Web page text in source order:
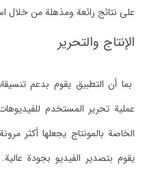
على نتائج رائعة ومذهلة من خلال
الإنتاج والتحرير
بما أن التطبيق يقوم بدعم
عملية تحرير المستخدم
الخاصة بالمونتاج يجعلها أكثر
يقوم بتصدير الفيديو بجودة